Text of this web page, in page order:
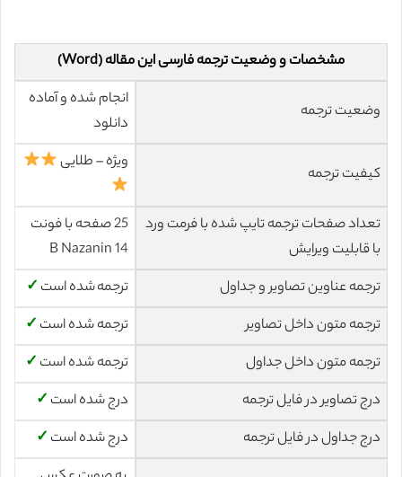
مشخصات و وضعیت ترجمه فارسی این مقاله (Word)
وضعیت ترجمه
انجام شده و آماده
دانلود
کیفیت ترجمه
ویژه – طلایی
تعداد صفحات ترجمه تایپ شده با فرمت ورد
با قابلیت ویرایش
25 صفحه با فونت
14 B Nazanin
ترجمه عناوین تصاویر و جداول
ترجمه شده است ✓
ترجمه متون داخل تصاویر
ترجمه شده است ✓
ترجمه متون داخل جداول
ترجمه شده است ✓
درج تصاویر در فایل ترجمه
درج شده است ✓
درج جداول در فایل ترجمه
درج شده است ✓